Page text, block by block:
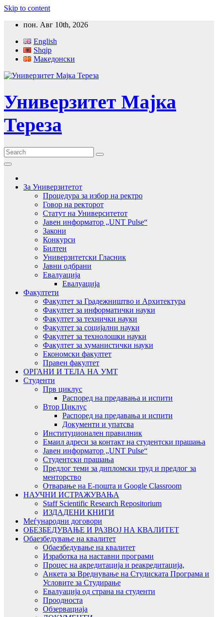
Skip to content
пон. Авг 10th, 2026
English
Shqip
Македонски
Универзитет Мајка
Тереза
За Универзитетот
Процедура за избор на ректро
Говор на ректорот
Статут на Университетот
Јавен информатор „UNT Pulse“
Закони
Конкурси
Билтен
Универзитетски Гласник
Јавни одбрани
Евалуација
Евалуација
Факултети
Факултет за Градежништво и Архитектура
Факултет за информатички науки
Факултет за технички науки
Факултет за социјални науки
Факултет за технолошки науки
Факултет за хуманистички науки
Економски факултет
Правен факултет
ОРГАНИ И ТЕЛА НА УМТ
Студенти
Прв циклус
Распоред на предавањa и испити
Втор Циклус
Распоред на предавањa и испити
Документи и упатсва
Институционален правилник
Емаил адреси за контакт на студентски прашања
Јавен информатор „UNT Pulse“
Студентски прашања
Предлог теми за дипломски труд и предлог за
менторство
Отварање на Е-пошта и Google Classroom
НАУЧНИ ИСТРАЖУВАЊА
Staff Scientific Research Repositorium
ИЗДАДЕНИ КНИГИ
Меѓународни договори
ОБЕЗБЕДУВАЊЕ И РАЗВОЈ НА КВАЛИТЕТ
Обаезбедување на квалитет
Обаезбедување на квалитет
Изработка на наставни програми
Процес на акредитација и реакредитација,
Анкета за Вреднување на Студиската Програма и
Условите за Студирање
Евалуација од страна на студенти
Проодноста
Обзервациаја